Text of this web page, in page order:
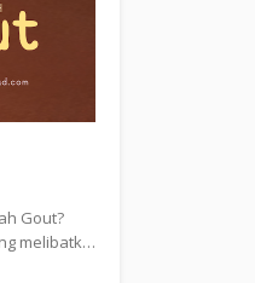
Gout?
melibatk…